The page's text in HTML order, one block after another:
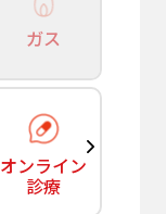
ガス
オンライン
診療